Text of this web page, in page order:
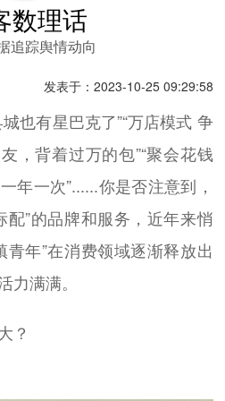
数理话
追踪舆情动向
发表于：2023-10-25 09:29:58
也有星巴克了”“万店模式 争
，背着过万的包”“聚会花钱
年一次”......你是否注意到，
配”的品牌和服务，近年来悄
青年”在消费领域逐渐释放出
力满满。
？